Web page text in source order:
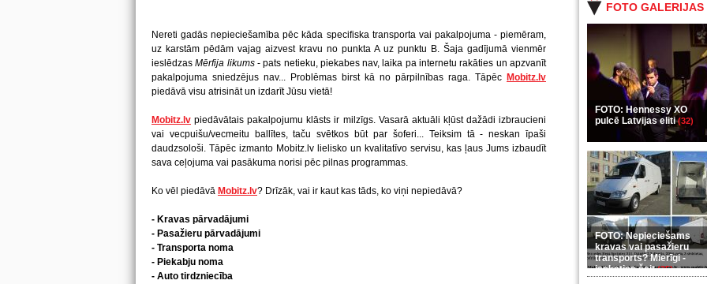
FOTO GALERIJAS
FOTO: Hennessy XO
pulcē Latvijas eliti(32)
FOTO: Nepieciešams
kravas vai pasažieru
transports? Mierīgi -
ieskaties šeit(35)
Nereti gadās nepieciešamība pēc kāda specifiska transporta vai pakalpojuma - piemēram,
uz karstām pēdām vajag aizvest kravu no punkta A uz punktu B. Šaja gadījumā vienmēr
ieslēdzasMērfija likums - pats netieku, piekabes nav, laika pa internetu rakāties un apzvanīt
pakalpojuma sniedzējus nav... Problēmas birst kā no pārpilnības raga. Tāpēc Mobitz.lv
piedāvā visu atrisināt un izdarīt Jūsu vietā!
Mobitz.lv piedāvātais pakalpojumu klāsts ir milzīgs. Vasarā aktuāli kļūst dažādi izbraucieni
vai vecpuišu/vecmeitu ballītes, taču svētkos būt par šoferi... Teiksim tā - neskan īpaši
daudzsološi. Tāpēc izmanto Mobitz.lv lielisko un kvalitatīvo servisu, kas ļaus Jums izbaudīt
sava ceļojuma vai pasākuma norisi pēc pilnas programmas.
Ko vēl piedāvā Mobitz.lv? Drīzāk, vai ir kaut kas tāds, ko viņi nepiedāvā?
- Kravas pārvadājumi
- Pasažieru pārvadājumi
- Transporta noma
- Piekabju noma
- Auto tirdzniecība